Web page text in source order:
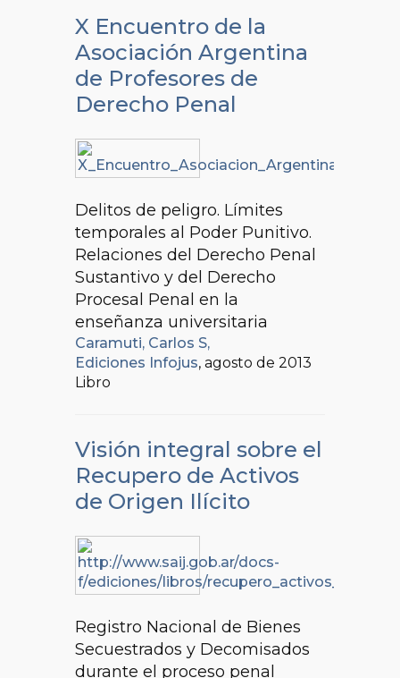
X Encuentro de la
Asociación Argentina
de Profesores de
Derecho Penal
Delitos de peligro. Límites
temporales al Poder Punitivo.
Relaciones del Derecho Penal
Sustantivo y del Derecho
Procesal Penal en la
enseñanza universitaria
Caramuti, Carlos S,
Ediciones Infojus, agosto de 2013
Libro
Visión integral sobre el
Recupero de Activos
de Origen Ilícito
Registro Nacional de Bienes
Secuestrados y Decomisados
durante el proceso penal